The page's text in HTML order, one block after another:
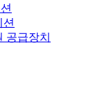
공급장치